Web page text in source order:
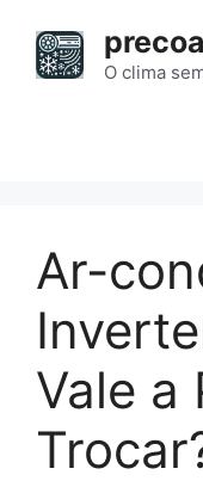
para
O clima
Ar-
Vale a